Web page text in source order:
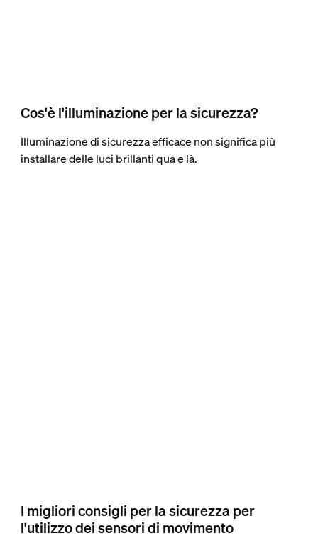
Cos'è l'illuminazione per la sicurezza?
Illuminazione di sicurezza efficace non significa più
installare delle luci brillanti qua e là.
I migliori consigli per la sicurezza per
l'utilizzo dei sensori di movimento